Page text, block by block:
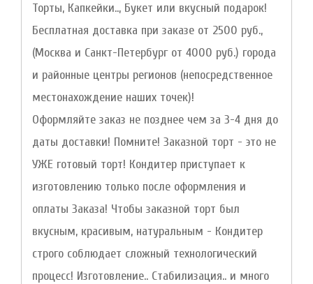
Торты, Капкейки.., Букет или вкусный подарок!
Бесплатная доставка при заказе от 2500 руб.,
(Москва и Санкт-Петербург от 4000 руб.) города
и районные центры регионов (непосредственное
местонахождение наших точек)!
Оформляйте заказ не позднее чем за 3-4 дня до
даты доставки! Помните! Заказной торт - это не
УЖЕ готовый торт! Кондитер приступает к
изготовлению только после оформления и
оплаты Заказа! Чтобы заказной торт был
вкусным, красивым, натуральным - Кондитер
строго соблюдает сложный технологический
процесс! Изготовление.. Стабилизация.. и много